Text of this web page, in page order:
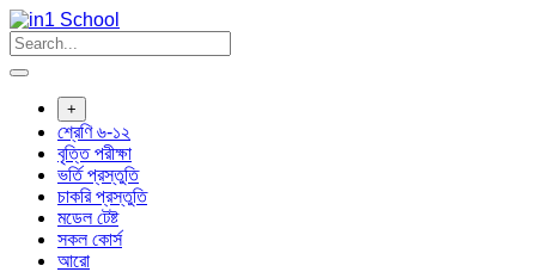
+
শ্রেণি ৬-১২
বৃত্তি পরীক্ষা
ভর্তি প্রস্তুতি
চাকরি প্রস্তুতি
মডেল টেষ্ট
সকল কোর্স
আরো